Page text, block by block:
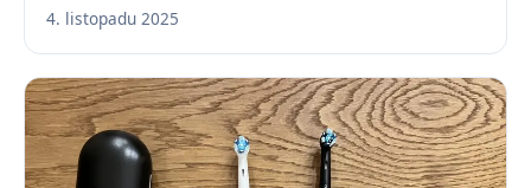
4. listopadu 2025